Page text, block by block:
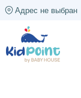
Адрес не выбран